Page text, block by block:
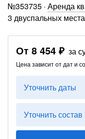
№353735 · Аренда
3 двуспальных места
От 8 454 ₽ за
Цена зависит от дат и
Уточнить даты
Уточнить состав